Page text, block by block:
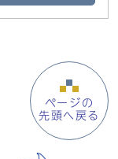
ページの
先頭へ戻る